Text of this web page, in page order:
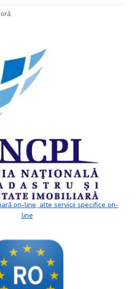
on-line, alte servicii specifice on-
line